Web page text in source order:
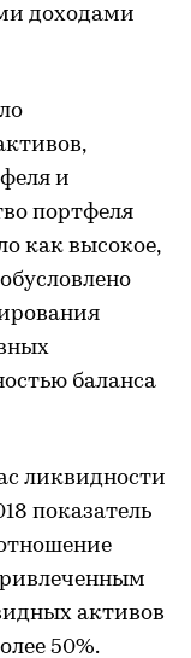
доходами
и
портфеля
как высокое,
баланса
ликвидности
показатель
активов
50%.